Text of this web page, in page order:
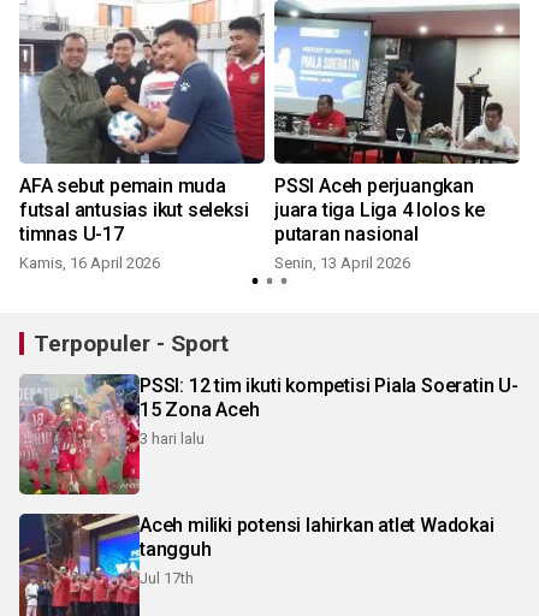
AFA sebut pemain muda
futsal antusias ikut seleksi
timnas U-17
Kamis, 16 April 2026
PSSI Aceh perjuangkan
juara tiga Liga 4 lolos ke
putaran nasional
Senin, 13 April 2026
Terpopuler - Sport
PSSI: 12 tim ikuti kompetisi Piala Soeratin U-
15 Zona Aceh
3 hari lalu
Aceh miliki potensi lahirkan atlet Wadokai
tangguh
Jul 17th